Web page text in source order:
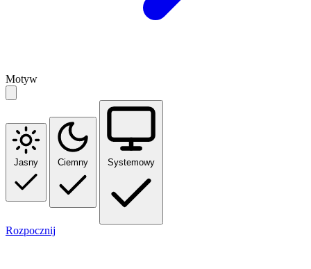
Motyw
Jasny Ciemny Systemowy
Rozpocznij